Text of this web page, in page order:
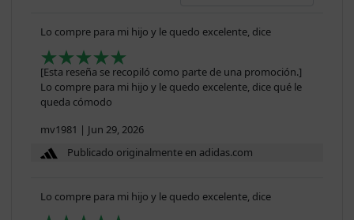
Lo compre para mi hijo y le quedo excelente, dice
[Esta reseña se recopiló como parte de una promoción.]
Lo compre para mi hijo y le quedo excelente, dice qué le
queda cómodo
mv1981 | Jun 29, 2026
Publicado originalmente en adidas.com
Lo compre para mi hijo y le quedo excelente, dice